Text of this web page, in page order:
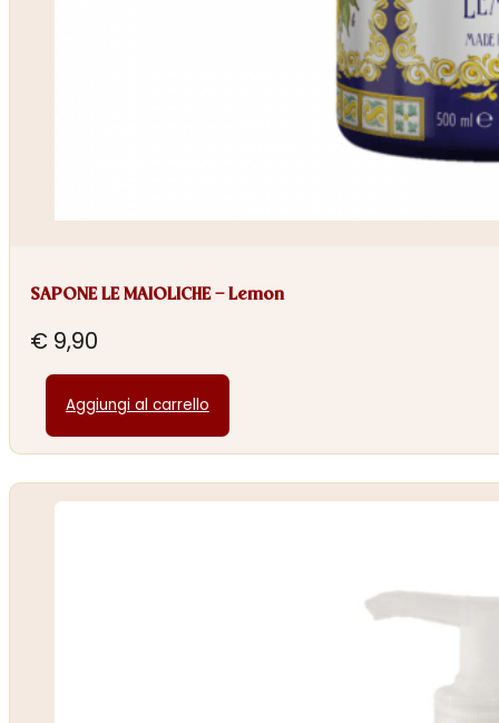
SAPONE LE MAIOLICHE – Lemon
€ 9,90
Aggiungi al carrello